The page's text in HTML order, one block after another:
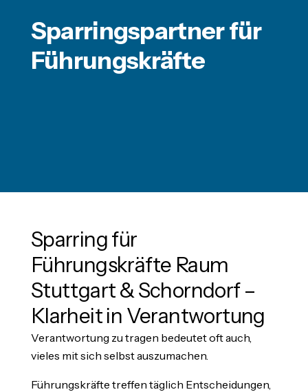
Sparringspartner für
Führungskräfte
Sparring für
Führungskräfte Raum
Stuttgart & Schorndorf –
Klarheit in Verantwortung
Verantwortung zu tragen bedeutet oft auch,
vieles mit sich selbst auszumachen.
Führungskräfte treffen täglich Entscheidungen,